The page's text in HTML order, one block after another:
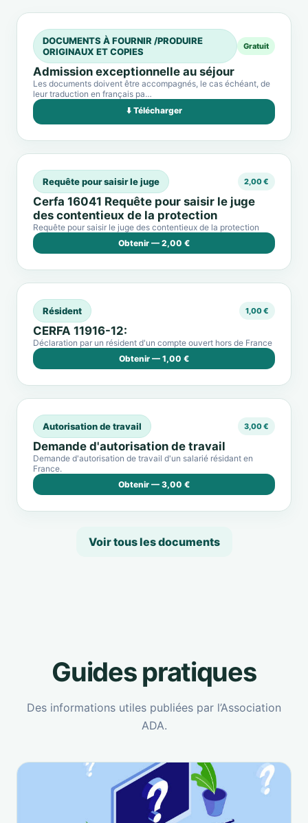
DOCUMENTS À FOURNIR /PRODUIRE
ORIGINAUX ET COPIES
Gratuit
Admission exceptionnelle au séjour
Les documents doivent être accompagnés, le cas échéant, de
leur traduction en français pa…
⬇️ Télécharger
Requête pour saisir le juge 2,00 €
Cerfa 16041 Requête pour saisir le juge
des contentieux de la protection
Requête pour saisir le juge des contentieux de la protection
Obtenir — 2,00 €
Résident 1,00 €
CERFA 11916-12:
Déclaration par un résident d'un compte ouvert hors de France
Obtenir — 1,00 €
Autorisation de travail 3,00 €
Demande d'autorisation de travail
Demande d'autorisation de travail d'un salarié résidant en
France.
Obtenir — 3,00 €
Voir tous les documents
Guides pratiques
Des informations utiles publiées par l’Association
ADA.